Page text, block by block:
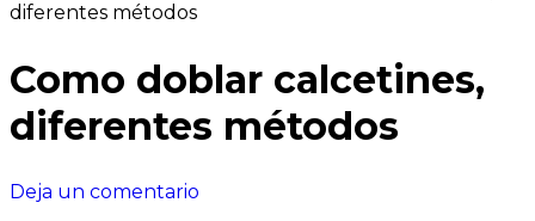
Como doblar calcetines,
diferentes métodos
Deja un comentario